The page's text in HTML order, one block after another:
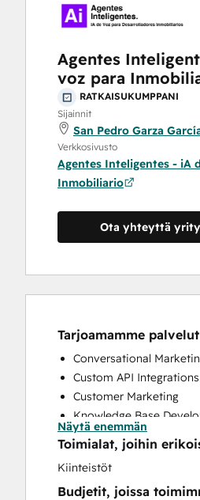
Agentes
voz para
RATKAISUKUMPPANI
Sijainnit
San Pedro Garza
Verkkosivusto
Agentes Inteligentes - iA
Inmobiliario
Ota yhteyttä
Tarjoamamme palvelut
Conversational
Custom API Integrations
Customer Marketing
Knowledge Base
Programmable
Sales and Marketing
Website Development
Näytä enemmän
Toimialat, joihin
Kiinteistöt
Budjetit, joissa